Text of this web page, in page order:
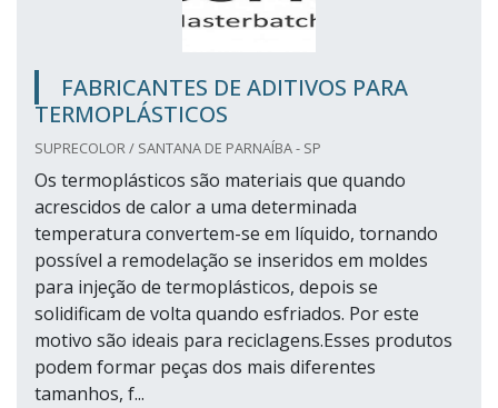
FABRICANTES DE ADITIVOS PARA
TERMOPLÁSTICOS
SUPRECOLOR / SANTANA DE PARNAÍBA - SP
Os termoplásticos são materiais que quando
acrescidos de calor a uma determinada
temperatura convertem-se em líquido, tornando
possível a remodelação se inseridos em moldes
para injeção de termoplásticos, depois se
solidificam de volta quando esfriados. Por este
motivo são ideais para reciclagens.Esses produtos
podem formar peças dos mais diferentes
tamanhos, f...